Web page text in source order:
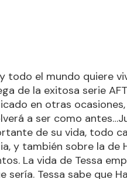
todo el mundo quiere
de la exitosa serie
en otras
a ser como
de su vida, todo
y también sobre la de
La vida de Tessa
sería. Tessa sabe que